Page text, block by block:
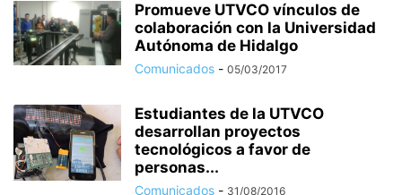
Promueve UTVCO vínculos de
colaboración con la Universidad
Autónoma de Hidalgo
Comunicados - 05/03/2017
Estudiantes de la UTVCO
desarrollan proyectos
tecnológicos a favor de
personas...
Comunicados - 31/08/2016